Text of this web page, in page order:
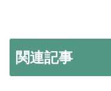
関連記事